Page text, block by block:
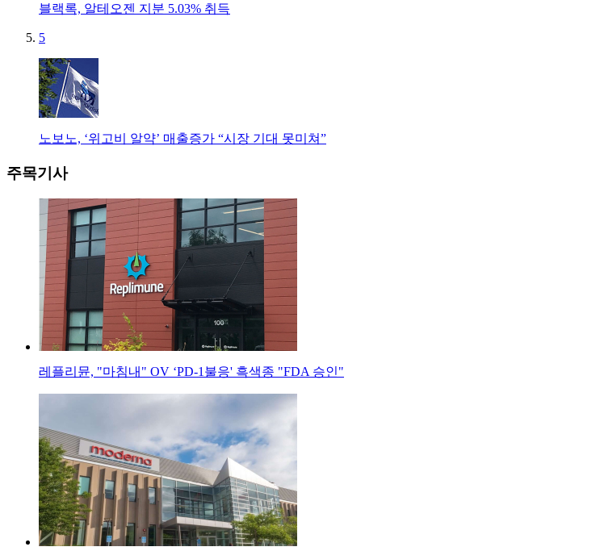
블랙록, 알테오젠 지분 5.03% 취득
5
노보노, ‘위고비 알약’ 매출증가 “시장 기대 못미쳐”
주목기사
레플리뮨, "마침내" OV ‘PD-1불응' 흑색종 "FDA 승인"